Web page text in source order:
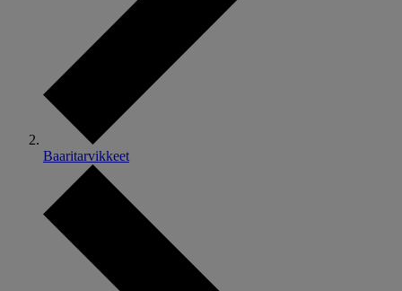
Baaritarvikkeet